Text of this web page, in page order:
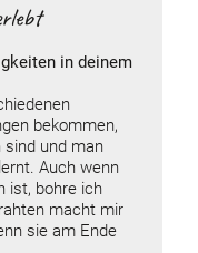
in deinem
bekommen,
und man
Auch wenn
ist, bohre ich
macht mir
sie am Ende